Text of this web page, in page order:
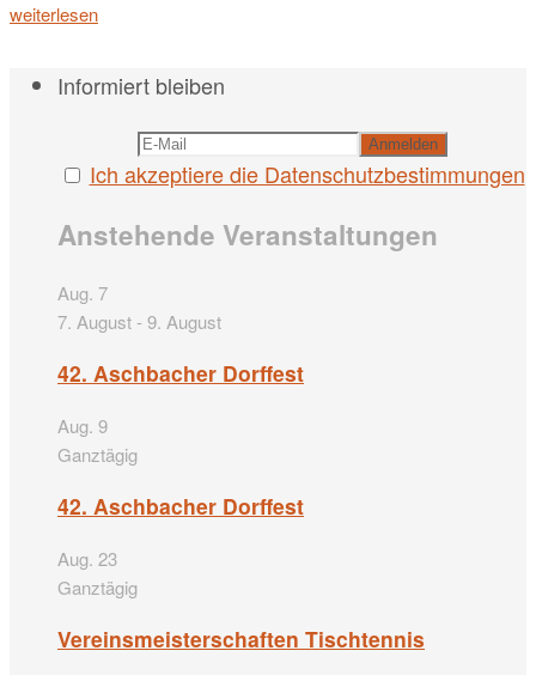
weiterlesen
Informiert bleiben
Ich akzeptiere die Datenschutzbestimmungen
Anstehende Veranstaltungen
Aug. 7
7. August - 9. August
42. Aschbacher Dorffest
Aug. 9
Ganztägig
42. Aschbacher Dorffest
Aug. 23
Ganztägig
Vereinsmeisterschaften Tischtennis